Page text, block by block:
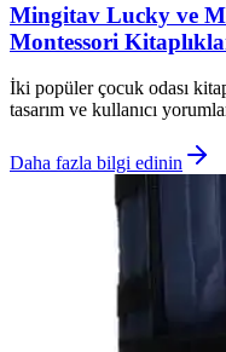
Mingitav Lucky ve
Montessori
İki popüler çocuk odası
tasarım ve kullanıcı
Daha fazla bilgi edinin